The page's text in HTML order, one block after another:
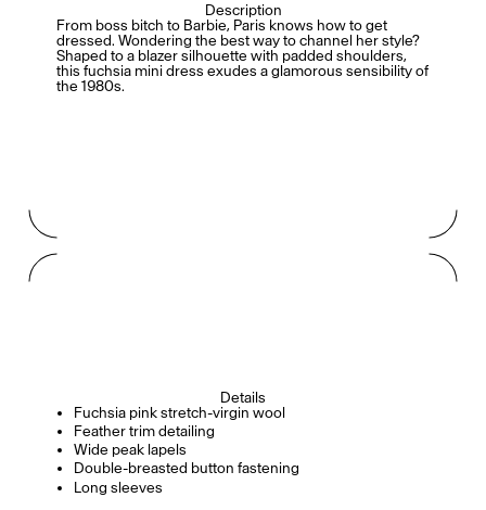
Description
From boss bitch to Barbie, Paris knows how to get
dressed. Wondering the best way to channel her style?
Shaped to a blazer silhouette with padded shoulders,
this fuchsia mini dress exudes a glamorous sensibility of
the 1980s.
Details
Fuchsia pink stretch-virgin wool
Feather trim detailing
Wide peak lapels
Double-breasted button fastening
Long sleeves